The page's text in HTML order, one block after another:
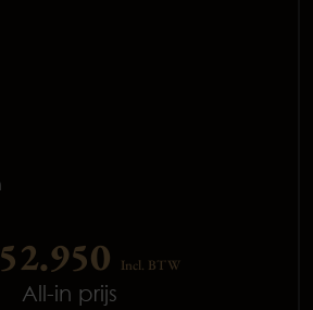
Incl. BTW
All-in prijs